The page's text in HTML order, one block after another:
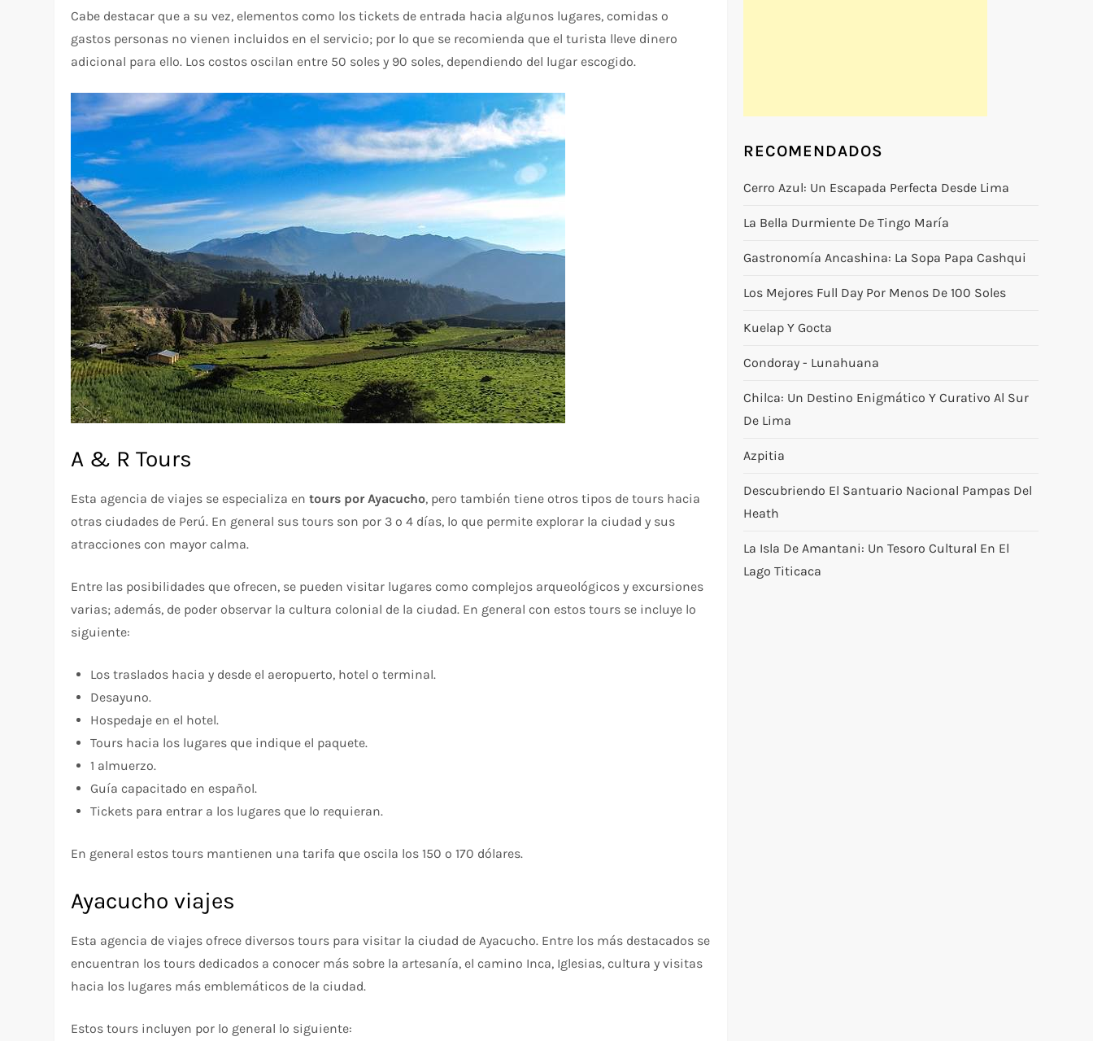
Cabe destacar que a su vez, elementos como los tickets de entrada hacia algunos lugares, comidas o
gastos personas no vienen incluidos en el servicio; por lo que se recomienda que el turista lleve dinero
adicional para ello. Los costos oscilan entre 50 soles y 90 soles, dependiendo del lugar escogido.
A & R Tours
Esta agencia de viajes se especializa entours por Ayacucho, pero también tiene otros tipos de tours hacia
otras ciudades de Perú. En general sus tours son por 3 o 4 días, lo que permite explorar la ciudad y sus
atracciones con mayor calma.
Entre las posibilidades que ofrecen, se pueden visitar lugares como complejos arqueológicos y excursiones
varias; además, de poder observar la cultura colonial de la ciudad. En general con estos tours se incluye lo
siguiente:
Los traslados hacia y desde el aeropuerto, hotel o terminal.
Desayuno.
Hospedaje en el hotel.
Tours hacia los lugares que indique el paquete.
1 almuerzo.
Guía capacitado en español.
Tickets para entrar a los lugares que lo requieran.
En general estos tours mantienen una tarifa que oscila los 150 o 170 dólares.
Ayacucho viajes
Esta agencia de viajes ofrece diversos tours para visitar la ciudad de Ayacucho. Entre los más destacados se
encuentran los tours dedicados a conocer más sobre la artesanía, el camino Inca, Iglesias, cultura y visitas
hacia los lugares más emblemáticos de la ciudad.
Estos tours incluyen por lo general lo siguiente:
RECOMENDADOS
Cerro Azul: Un Escapada Perfecta Desde Lima
La Bella Durmiente De Tingo María
Gastronomía Ancashina: La Sopa Papa Cashqui
Los Mejores Full Day Por Menos De 100 Soles
Kuelap Y Gocta
Condoray - Lunahuana
Chilca: Un Destino Enigmático Y Curativo Al Sur
De Lima
Azpitia
Descubriendo El Santuario Nacional Pampas Del
Heath
La Isla De Amantani: Un Tesoro Cultural En El
Lago Titicaca